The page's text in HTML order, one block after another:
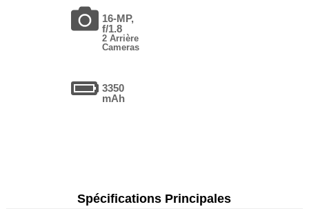
16-MP,
f/1.8
2 Arrière
Cameras
3350
mAh
Spécifications Principales